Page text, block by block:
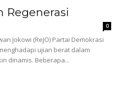
Regenerasi
0
Jokowi (ReJO) Partai Demokrasi
ujian berat dalam
dinamis. Beberapa...